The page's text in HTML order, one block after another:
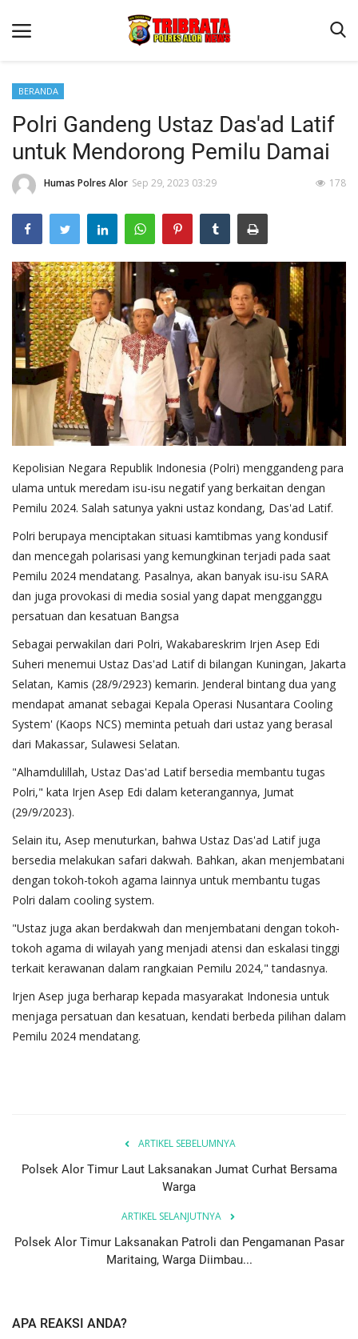
Beranda
Terms & Conditions
Reskrim
Binkam
Lantas
Giat Ops
Mitra Polisi
Polisi Kita
BERANDA
Polri Gandeng Ustaz Das'ad Latif
untuk Mendorong Pemilu Damai
Humas Polres Alor Sep 29, 2023 03:29 178
Kepolisian Negara Republik Indonesia (Polri) menggandeng para
ulama untuk meredam isu-isu negatif yang berkaitan dengan
Pemilu 2024. Salah satunya yakni ustaz kondang, Das'ad Latif.
Polri berupaya menciptakan situasi kamtibmas yang kondusif
dan mencegah polarisasi yang kemungkinan terjadi pada saat
Pemilu 2024 mendatang. Pasalnya, akan banyak isu-isu SARA
dan juga provokasi di media sosial yang dapat mengganggu
persatuan dan kesatuan Bangsa
Sebagai perwakilan dari Polri, Wakabareskrim Irjen Asep Edi
Suheri menemui Ustaz Das'ad Latif di bilangan Kuningan, Jakarta
Selatan, Kamis (28/9/2923) kemarin. Jenderal bintang dua yang
mendapat amanat sebagai Kepala Operasi Nusantara Cooling
System' (Kaops NCS) meminta petuah dari ustaz yang berasal
dari Makassar, Sulawesi Selatan.
"Alhamdulillah, Ustaz Das'ad Latif bersedia membantu tugas
Polri," kata Irjen Asep Edi dalam keterangannya, Jumat
(29/9/2023).
Selain itu, Asep menuturkan, bahwa Ustaz Das'ad Latif juga
bersedia melakukan safari dakwah. Bahkan, akan menjembatani
dengan tokoh-tokoh agama lainnya untuk membantu tugas
Polri dalam cooling system.
"Ustaz juga akan berdakwah dan menjembatani dengan tokoh-
tokoh agama di wilayah yang menjadi atensi dan eskalasi tinggi
terkait kerawanan dalam rangkaian Pemilu 2024," tandasnya.
Irjen Asep juga berharap kepada masyarakat Indonesia untuk
menjaga persatuan dan kesatuan, kendati berbeda pilihan dalam
Pemilu 2024 mendatang.
ARTIKEL SEBELUMNYA
Polsek Alor Timur Laut Laksanakan Jumat Curhat Bersama
Warga
ARTIKEL SELANJUTNYA
Polsek Alor Timur Laksanakan Patroli dan Pengamanan Pasar
Maritaing, Warga Diimbau...
APA REAKSI ANDA?